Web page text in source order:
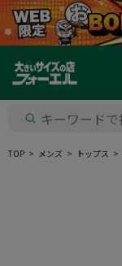
TOP メンズ トップス